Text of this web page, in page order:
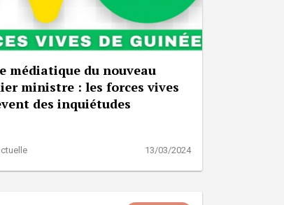
médiatique du nouveau
ministre : les forces vives
des inquiétudes
13/03/2024